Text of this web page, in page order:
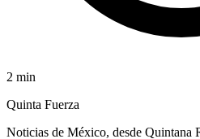
2 min
Quinta Fuerza
Noticias de México, desde Quintana